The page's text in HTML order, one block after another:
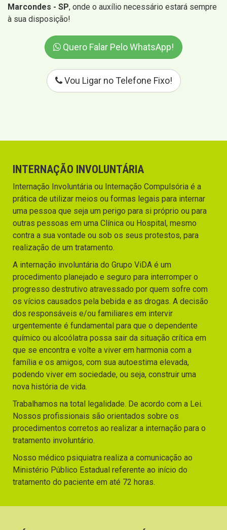
Marcondes - SP, onde o auxílio necessário estará sempre
à sua disposição!
Quero Falar Pelo WhatsApp!
Vou Ligar no Telefone Fixo!
INTERNAÇÃO INVOLUNTÁRIA
Internação Involuntária ou Internação Compulsória é a
prática de utilizar meios ou formas legais para internar
uma pessoa que seja um perigo para si próprio ou para
outras pessoas em uma Clínica ou Hospital, mesmo
contra a sua vontade ou sob os seus protestos, para
realização de um tratamento.
A internação involuntária do Grupo ViDA é um
procedimento planejado e seguro para interromper o
progresso destrutivo atravessado por quem sofre com
os vícios causados pela bebida e as drogas. A decisão
dos responsáveis e/ou familiares em intervir
urgentemente é fundamental para que o dependente
químico ou alcoólatra possa sair da situação crítica em
que se encontra e volte a viver em harmonia com a
família e os amigos, com sua autoestima elevada,
podendo viver em sociedade, ou seja, construir uma
nova história de vida.
Trabalhamos na total legalidade. De acordo com a Lei.
Nossos profissionais são orientados sobre os
procedimentos corretos ao realizar a internação para o
tratamento involuntário.
Nosso médico psiquiatra realiza a comunicação ao
Ministério Público Estadual referente ao início do
tratamento do paciente em até 72 horas.